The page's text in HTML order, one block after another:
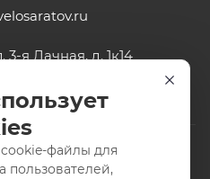
3-я Дачная, д. 1к14
файлы для
пользователей,